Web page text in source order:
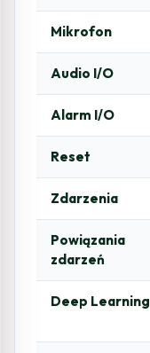
Mikrofon
Audio I/O
Alarm I/O
Reset
Zdarzenia
Powiązania
zdarzeń
Deep Learning